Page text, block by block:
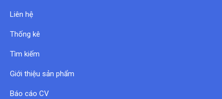
Liên hệ
Thống kê
Tìm kiếm
Giới thiệu sản phẩm
Báo cáo CV